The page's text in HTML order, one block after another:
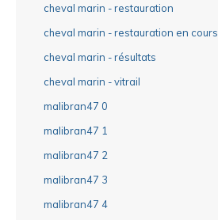
cheval marin - restauration
cheval marin - restauration en cours
cheval marin - résultats
cheval marin - vitrail
malibran47 0
malibran47 1
malibran47 2
malibran47 3
malibran47 4